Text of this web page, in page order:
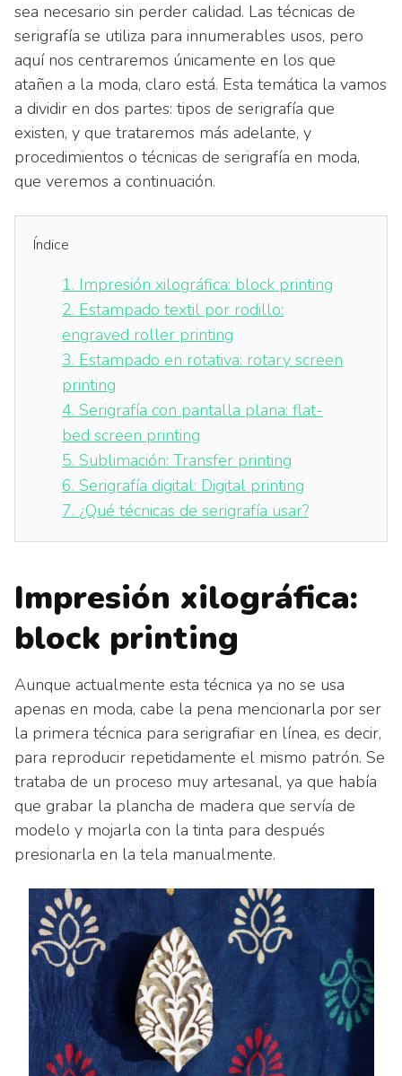
sea necesario sin perder calidad. Las técnicas de
serigrafía se utiliza para innumerables usos, pero
aquí nos centraremos únicamente en los que
atañen a la moda, claro está. Esta temática la vamos
a dividir en dos partes: tipos de serigrafía que
existen, y que trataremos más adelante, y
procedimientos o técnicas de serigrafía en moda,
que veremos a continuación.
Índice
1. Impresión xilográfica: block printing
2. Estampado textil por rodillo:
engraved roller printing
3. Estampado en rotativa: rotary screen
printing
4. Serigrafía con pantalla plana: flat-
bed screen printing
5. Sublimación: Transfer printing
6. Serigrafía digital: Digital printing
7. ¿Qué técnicas de serigrafía usar?
Impresión xilográfica:
block printing
Aunque actualmente esta técnica ya no se usa
apenas en moda, cabe la pena mencionarla por ser
la primera técnica para serigrafiar en línea, es decir,
para reproducir repetidamente el mismo patrón. Se
trataba de un proceso muy artesanal, ya que había
que grabar la plancha de madera que servía de
modelo y mojarla con la tinta para después
presionarla en la tela manualmente.